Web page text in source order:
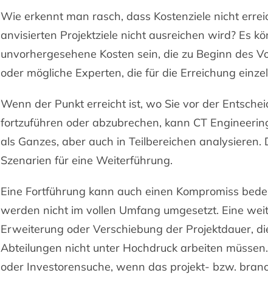
Wie erkennt man rasch, dass Kostenziele nicht
anvisierten Projektziele nicht ausreichen wird? Es
unvorhergesehene Kosten sein, die zu Beginn des
oder mögliche Experten, die für die Erreichung
Wenn der Punkt erreicht ist, wo Sie vor der
fortzuführen oder abzubrechen, kann CT
als Ganzes, aber auch in Teilbereichen
Szenarien für eine Weiterführung.
Eine Fortführung kann auch einen Kompromiss
werden nicht im vollen Umfang umgesetzt. Eine
Erweiterung oder Verschiebung der Projektdauer,
Abteilungen nicht unter Hochdruck arbeiten
oder Investorensuche, wenn das projekt- bzw.